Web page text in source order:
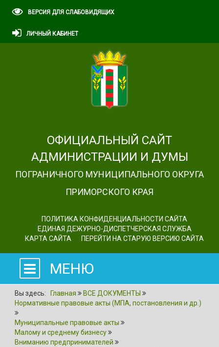
ВЕРСИЯ ДЛЯ СЛАБОВИДЯЩИХ
ЛИЧНЫЙ КАБИНЕТ
ОФИЦИАЛЬНЫЙ САЙТ
АДМИНИСТРАЦИИ И ДУМЫ
ПОГРАНИЧНОГО МУНИЦИПАЛЬНОГО ОКРУГА
ПРИМОРСКОГО КРАЯ
ПОЛИТИКА КОНФИДЕНЦИАЛЬНОСТИ САЙТА
ЕДИНАЯ ДЕЖУРНО-ДИСПЕТЧЕРСКАЯ СЛУЖБА
КАРТА САЙТА
ПЕРЕЙТИ НА СТАРУЮ ВЕРСИЮ САЙТА
МЕНЮ
Вы здесь: Главная
ВСЕ ДОКУМЕНТЫ
Нормативные правовые акты (МПА, постановления и др.)
Муниципальные правовые акты
Малому и среднему бизнесу
Вниманию предпринимателей